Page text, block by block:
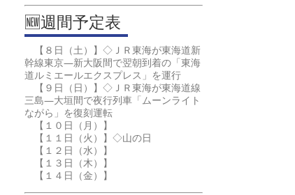
🆕週間予定表
【８日（土）】◇ＪＲ東海が東海道新
幹線東京―新大阪間で翌朝到着の「東海
道ルミエールエクスプレス」を運行
【９日（日）】◇ＪＲ東海が東海道線
三島―大垣間で夜行列車「ムーンライト
ながら」を復刻運転
【１０日（月）】
【１１日（火）】◇山の日
【１２日（水）】
【１３日（木）】
【１４日（金）】